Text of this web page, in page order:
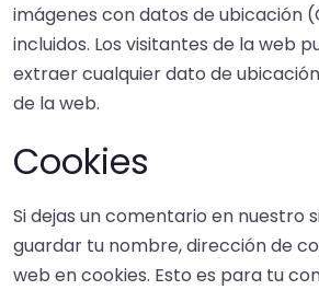
imágenes con datos de ubicación
incluidos. Los visitantes de la web
extraer cualquier dato de
de la web.
Cookies
Si dejas un comentario en nuestro
guardar tu nombre, dirección de
web en cookies. Esto es para tu